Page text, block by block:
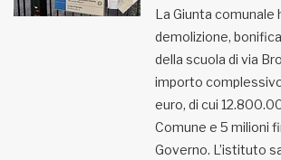
Inviateci le vostre segnalazioni
La Giunta comunale
demolizione,
della scuola di via
importo
euro, di cui
Comune e 5 milioni
Governo. L’istituto